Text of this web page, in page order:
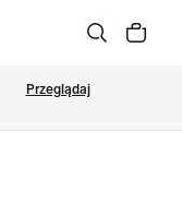
Przeglądaj